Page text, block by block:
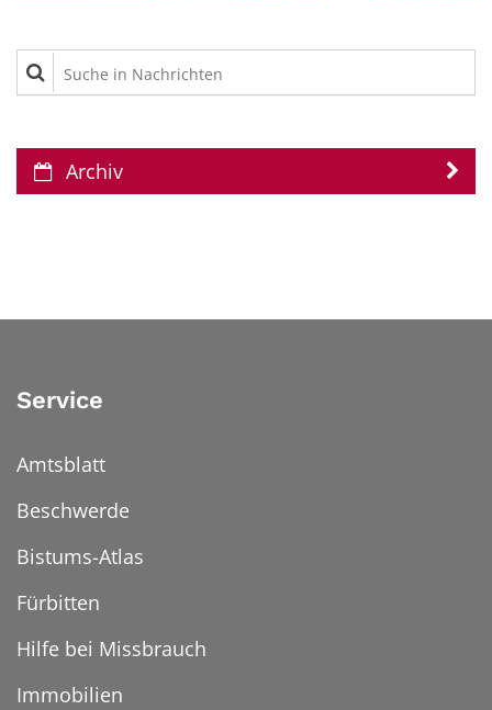
Suche in Nachrichten
Archiv
Service
Amtsblatt
Beschwerde
Bistums-Atlas
Fürbitten
Hilfe bei Missbrauch
Immobilien